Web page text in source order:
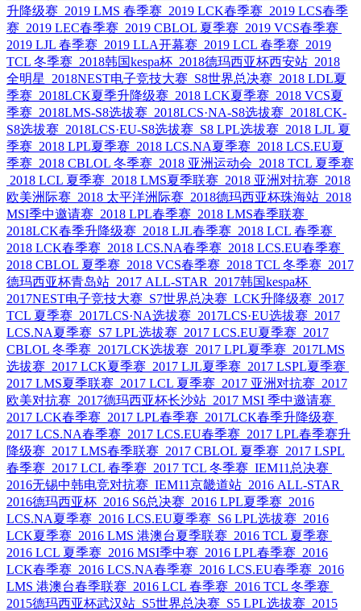
升降级赛 2019 LMS 春季赛 2019 LCK春季赛 2019 LCS春季
赛 2019 LEC春季赛 2019 CBLOL 夏季赛 2019 VCS春季赛
2019 LJL 春季赛 2019 LLA开幕赛 2019 LCL 春季赛 2019
TCL 冬季赛 2018韩国kespa杯 2018德玛西亚杯西安站 2018
全明星
2018NEST电子竞技大赛 S8世界总决赛 2018 LDL夏
季赛 2018LCK夏季升降级赛 2018 LCK夏季赛 2018 VCS夏
季赛 2018LMS-S8选拔赛 2018LCS·NA-S8选拔赛 2018LCK-
S8选拔赛 2018LCS·EU-S8选拔赛 S8 LPL选拔赛 2018 LJL 夏
季赛 2018 LPL夏季赛 2018 LCS.NA夏季赛 2018 LCS.EU夏
季赛 2018 CBLOL 冬季赛 2018 亚洲运动会 2018 TCL 夏季赛
2018 LCL 夏季赛 2018 LMS夏季联赛 2018 亚洲对抗赛 2018
欧美洲际赛 2018 太平洋洲际赛 2018德玛西亚杯珠海站 2018
MSI季中邀请赛 2018 LPL春季赛 2018 LMS春季联赛
2018LCK春季升降级赛 2018 LJL春季赛 2018 LCL 春季赛
2018 LCK春季赛 2018 LCS.NA春季赛 2018 LCS.EU春季赛
2018 CBLOL 夏季赛 2018 VCS春季赛 2018 TCL 冬季赛 2017
德玛西亚杯青岛站 2017 ALL-STAR
2017韩国kespa杯
2017NEST电子竞技大赛 S7世界总决赛 LCK升降级赛 2017
TCL 夏季赛 2017LCS·NA选拔赛 2017LCS·EU选拔赛 2017
LCS.NA夏季赛 S7 LPL选拔赛 2017 LCS.EU夏季赛 2017
CBLOL 冬季赛 2017LCK选拔赛 2017 LPL夏季赛 2017LMS
选拔赛 2017 LCK夏季赛 2017 LJL夏季赛 2017 LSPL夏季赛
2017 LMS夏季联赛 2017 LCL 夏季赛 2017 亚洲对抗赛 2017
欧美对抗赛 2017德玛西亚杯长沙站 2017 MSI 季中邀请赛
2017 LCK春季赛 2017 LPL春季赛 2017LCK春季升降级赛
2017 LCS.NA春季赛 2017 LCS.EU春季赛 2017 LPL春季赛升
降级赛 2017 LMS春季联赛 2017 CBLOL 夏季赛 2017 LSPL
春季赛 2017 LCL 春季赛 2017 TCL 冬季赛 IEM11总决赛
2016无锡中韩电竞对抗赛 IEM11京畿道站 2016 ALL-STAR
2016德玛西亚杯 2016 S6总决赛 2016 LPL夏季赛 2016
LCS.NA夏季赛 2016 LCS.EU夏季赛 S6 LPL选拔赛 2016
LCK夏季赛 2016 LMS 港澳台夏季联赛 2016 TCL 夏季赛
2016 LCL 夏季赛 2016 MSI季中赛 2016 LPL春季赛 2016
LCK春季赛 2016 LCS.NA春季赛 2016 LCS.EU春季赛 2016
LMS 港澳台春季联赛 2016 LCL 春季赛 2016 TCL 冬季赛
2015德玛西亚杯武汉站 S5世界总决赛 S5 LPL选拔赛 2015